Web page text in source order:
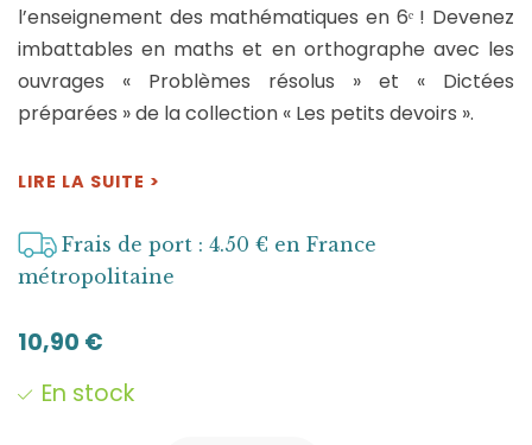
l’enseignement des mathématiques en 6ᵉ ! Devenez
imbattables en maths et en orthographe avec les
ouvrages « Problèmes résolus » et « Dictées
préparées » de la collection « Les petits devoirs ».
LIRE LA SUITE >
Frais de port : 4.50 € en France
métropolitaine
10,90 €
En stock